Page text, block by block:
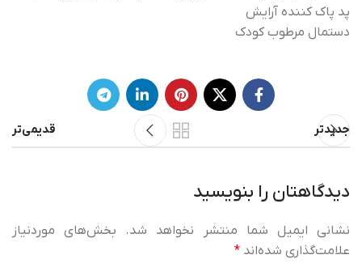
پد پاک کننده آرایش
دستمال مرطوب کودک
جدیدتر قدیمی‌تر
دیدگاهتان را بنویسید
نشانی ایمیل شما منتشر نخواهد شد.
بخش‌های موردنیاز
علامت‌گذاری شده‌اند *